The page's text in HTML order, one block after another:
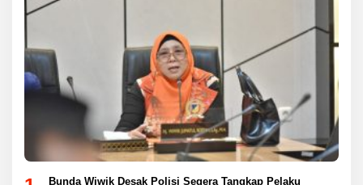
Bunda Wiwik Desak Polisi Segera Tangkap Pelaku